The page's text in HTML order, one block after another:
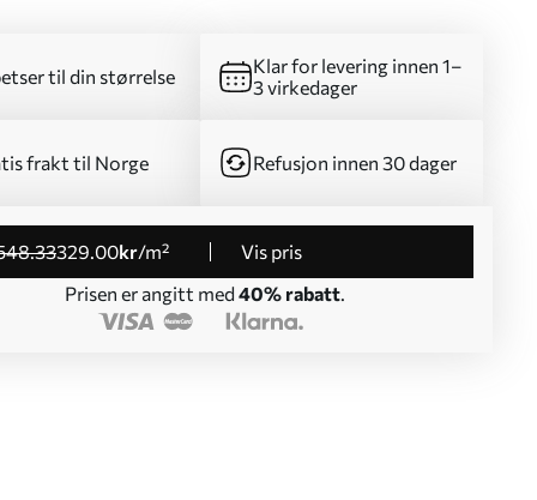
til din størrelse
Klar for levering innen 1–
3 virkedager
frakt til Norge Refusjon innen 30 dager
.33329.00kr/m²
Vis pris
Prisen er angitt med 40% rabatt.